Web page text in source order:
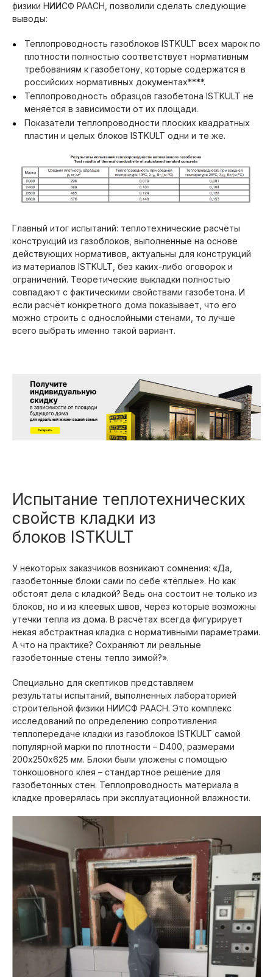
физики НИИСФ РААСН, позволили сделать следующие
выводы:
Теплопроводность газоблоков ISTKULT всех марок по
плотности полностью соответствует нормативным
требованиям к газобетону, которые содержатся в
российских нормативных документах****.
Теплопроводность образцов газобетона ISTKULT не
меняется в зависимости от их площади.
Показатели теплопроводности плоских квадратных
пластин и целых блоков ISTKULT одни и те же.
Главный итог испытаний: теплотехнические расчёты
конструкций из газоблоков, выполненные на основе
действующих нормативов, актуальны для конструкций
из материалов ISTKULT, без каких-либо оговорок и
ограничений. Теоретические выкладки полностью
совпадают с фактическими свойствами газобетона. И
если расчёт конкретного дома показывает, что его
можно строить с однослойными стенами, то лучше
всего выбрать именно такой вариант.
Испытание теплотехнических
свойств кладки из
блоков ISTKULT
У некоторых заказчиков возникают сомнения: «Да,
газобетонные блоки сами по себе «тёплые». Но как
обстоят дела с кладкой? Ведь она состоит не только из
блоков, но и из клеевых швов, через которые возможны
утечки тепла из дома. В расчётах всегда фигурирует
некая абстрактная кладка с нормативными параметрами.
А что на практике? Сохраняют ли реальные
газобетонные стены тепло зимой?».
Специально для скептиков представляем
результаты испытаний, выполненных лабораторией
строительной физики НИИСФ РААСН. Это комплекс
исследований по определению сопротивления
теплопередаче кладки из газоблоков ISTKULT самой
популярной марки по плотности – D400, размерами
200х250х625 мм. Блоки были уложены с помощью
тонкошовного клея – стандартное решение для
газобетонных стен. Теплопроводность материала в
кладке проверялась при эксплуатационной влажности.